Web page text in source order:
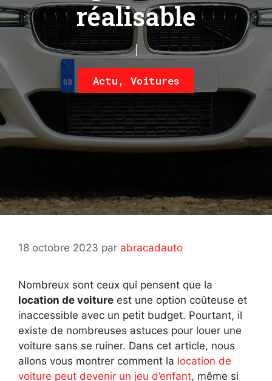
réalisable
Actu , Voitures
18 octobre 2023 par abracadauto
Nombreux sont ceux qui pensent que la
location de voiture est une option coûteuse et
inaccessible avec un petit budget. Pourtant, il
existe de nombreuses astuces pour louer une
voiture sans se ruiner. Dans cet article, nous
allons vous montrer comment la location de
voiture peut devenir un jeu d’enfant, même si